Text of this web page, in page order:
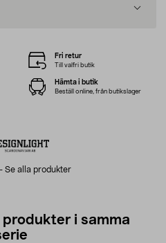
- Se alla produkter
Fri retur
Till valfri butik
Hämta i butik
Beställ online, från butikslager
produkter i samma